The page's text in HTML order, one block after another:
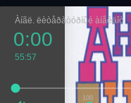
Уайльд Оскар,
(Исполнитель
Переводчик: Ливергант
(Исполнитель
Переводчик: Ливергант
Àíãë. ëèòåðàòóðíûé àíåêäîò
100
0:00
55:57